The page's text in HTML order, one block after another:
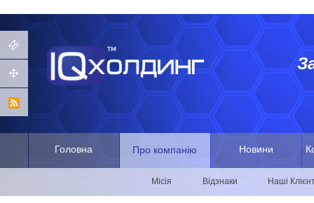
Головна Про компанію Новини
Місія Відзнаки Наші